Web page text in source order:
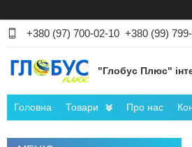
+380 (97) 700-02-10 +380 (99)
"Глобус Плюс"
Головна Товари Про нас